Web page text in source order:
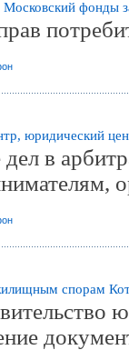
Московский фонды
юридический
дел в
спорам